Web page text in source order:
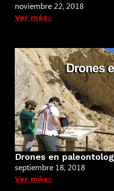
noviembre 22, 2018
Ver más
Drones en
septiembre 18, 2018
Ver más